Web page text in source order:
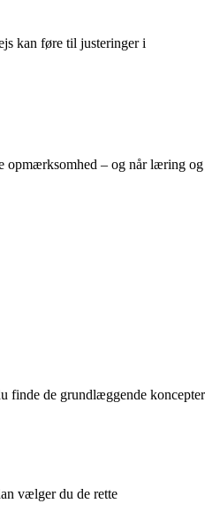
kan føre til justeringer i
opmærksomhed – og når læring og
finde de grundlæggende koncepter
vælger du de rette